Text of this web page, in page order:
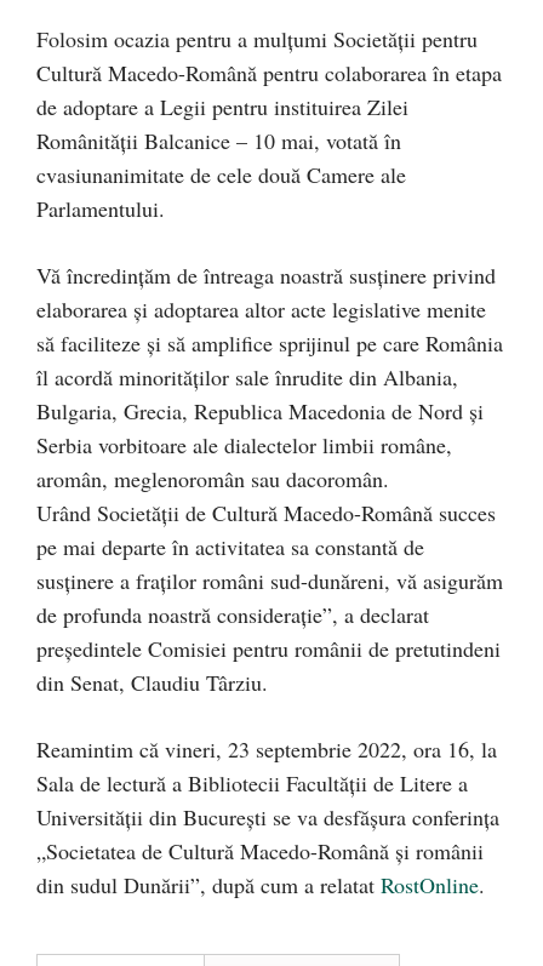
Folosim ocazia pentru a mulțumi Societății pentru
Cultură Macedo-Română pentru colaborarea în etapa
de adoptare a Legii pentru instituirea Zilei
Românității Balcanice – 10 mai, votată în
cvasiunanimitate de cele două Camere ale
Parlamentului.
Vă încredințăm de întreaga noastră susținere privind
elaborarea și adoptarea altor acte legislative menite
să faciliteze și să amplifice sprijinul pe care România
îl acordă minorităților sale înrudite din Albania,
Bulgaria, Grecia, Republica Macedonia de Nord și
Serbia vorbitoare ale dialectelor limbii române,
aromân, meglenoromân sau dacoromân.
Urând Societății de Cultură Macedo-Română succes
pe mai departe în activitatea sa constantă de
susținere a fraților români sud-dunăreni, vă asigurăm
de profunda noastră considerație”, a declarat
președintele Comisiei pentru românii de pretutindeni
din Senat, Claudiu Târziu.
Reamintim că vineri, 23 septembrie 2022, ora 16, la
Sala de lectură a Bibliotecii Facultății de Litere a
Universității din București se va desfășura conferința
„Societatea de Cultură Macedo-Română și românii
din sudul Dunării”, după cum a relatat RostOnline.